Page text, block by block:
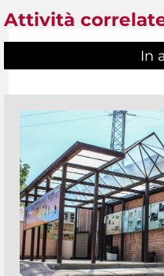
Attività
In